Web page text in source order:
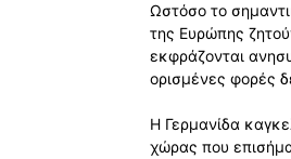
Ωστόσο το
της Ευρώπης
εκφράζονται
ορισμένες φορές
Η Γερμανίδα
χώρας που